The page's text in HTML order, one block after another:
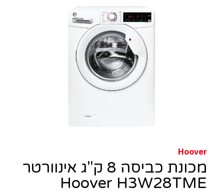
Hoover
מכונת כביסה 8 ק"ג אינוורטר
Hoover H3W28TME